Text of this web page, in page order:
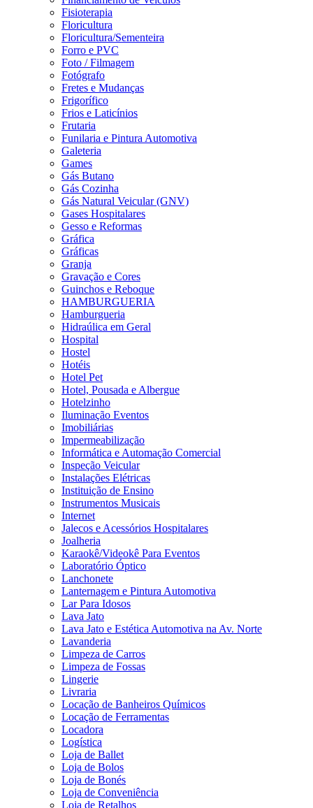
Fisioterapia
Floricultura
Floricultura/Sementeira
Forro e PVC
Foto / Filmagem
Fotógrafo
Fretes e Mudanças
Frigorífico
Frios e Laticínios
Frutaria
Funilaria e Pintura Automotiva
Galeteria
Games
Gás Butano
Gás Cozinha
Gás Natural Veicular (GNV)
Gases Hospitalares
Gesso e Reformas
Gráfica
Gráficas
Granja
Gravação e Cores
Guinchos e Reboque
HAMBURGUERIA
Hamburgueria
Hidraúlica em Geral
Hospital
Hostel
Hotéis
Hotel Pet
Hotel, Pousada e Albergue
Hotelzinho
Iluminação Eventos
Imobiliárias
Impermeabilização
Informática e Automação Comercial
Inspeção Veicular
Instalações Elétricas
Instituição de Ensino
Instrumentos Musicais
Internet
Jalecos e Acessórios Hospitalares
Joalheria
Karaokê/Videokê Para Eventos
Laboratório Óptico
Lanchonete
Lanternagem e Pintura Automotiva
Lar Para Idosos
Lava Jato
Lava Jato e Estética Automotiva na Av. Norte
Lavanderia
Limpeza de Carros
Limpeza de Fossas
Lingerie
Livraria
Locação de Banheiros Químicos
Locação de Ferramentas
Locadora
Logística
Loja de Ballet
Loja de Bolos
Loja de Bonés
Loja de Conveniência
Loja de Retalhos